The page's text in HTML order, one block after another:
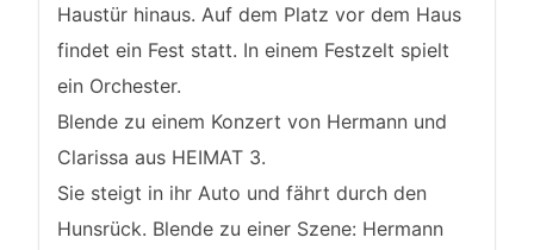
Haustür hinaus. Auf dem Platz vor dem Haus
findet ein Fest statt. In einem Festzelt spielt
ein Orchester.
Blende zu einem Konzert von Hermann und
Clarissa aus HEIMAT 3.
Sie steigt in ihr Auto und fährt durch den
Hunsrück. Blende zu einer Szene: Hermann